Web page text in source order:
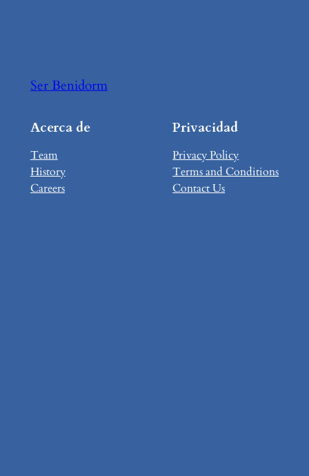
Ser Benidorm
Acerca de
Team
History
Careers
Privacidad
Privacy Policy
Terms and Conditions
Contact Us